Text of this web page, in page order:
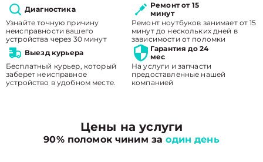
Диагностика
Узнайте точную причину
неисправности вашего
устройства через 30 минут
Ремонт от 15
минут
Ремонт ноутбуков занимает от 15
минут до нескольких дней в
зависимости от поломки
Выезд курьера
Бесплатный курьер, который
заберет неисправное
устройство в удобном месте.
Гарантия до 24
мес
На услуги и запчасти
предоставленные нашей
компанией
Цены на услуги
90% поломок чиним заодин день